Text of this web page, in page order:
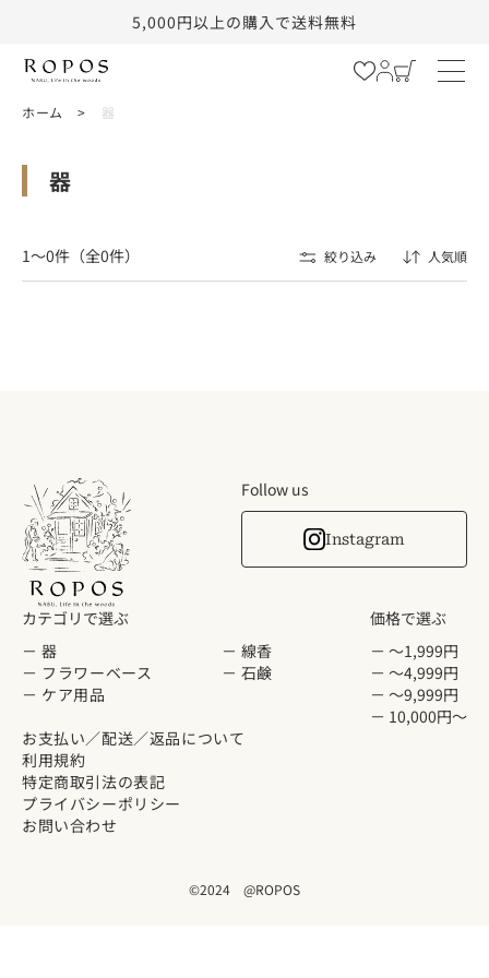
ンツに
5,000円以上の購入で送料無料
カ
ー
ホーム 器
器
1〜0件（全0件） 絞り込み 人気順
Follow us
Instagram
カテゴリで選ぶ
－ 器
－ 線香
－ フラワーベース
－ 石鹸
－ ケア用品
価格で選ぶ
－ 〜1,999円
－ 〜4,999円
－ 〜9,999円
－ 10,000円〜
お支払い／配送／返品について
利用規約
特定商取引法の表記
プライバシーポリシー
お問い合わせ
©2024 @ROPOS